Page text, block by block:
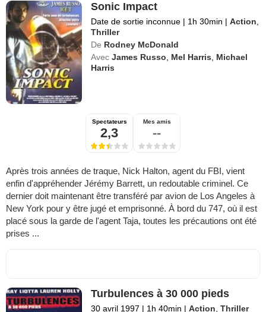
Sonic Impact
Date de sortie inconnue | 1h 30min | Action
Thriller
De Rodney McDonald
Avec James Russo Mel Harris
Michael
Harris
Spectateurs
2,3
Mes amis
--
Après trois années de traque, Nick Halton, agent du FBI, vient
enfin d'appréhender Jérémy Barrett, un redoutable criminel. Ce
dernier doit maintenant être transféré par avion de Los Angeles à
New York pour y être jugé et emprisonné. À bord du 747, où il est
placé sous la garde de l'agent Taja, toutes les précautions ont été
prises ...
Turbulences à 30 000 pieds
30 avril 1997 | 1h 40min | Action ,Thriller